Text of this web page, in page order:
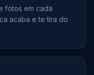
fotos em cada
acaba e te tira do